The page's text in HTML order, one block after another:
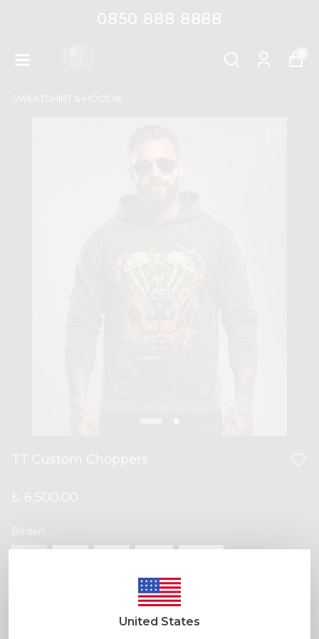
United States
0850 888 8888
SWEATSHIRT & HOODIE
TT Custom Choppers
₺ 6,500.00
Beden